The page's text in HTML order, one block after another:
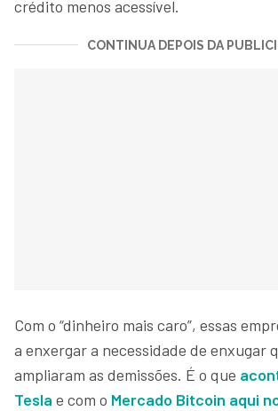
crédito menos acessível.
CONTINUA DEPOIS DA
Com o “dinheiro mais caro”, essas
a enxergar a necessidade de enxugar
ampliaram as demissões. É o que
Tesla e com o Mercado Bitcoin aqui